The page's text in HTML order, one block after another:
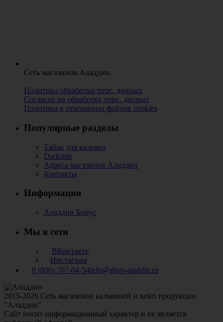
Сеть магазинов Аладдин.
Политика обработки перс. данных
Согласие на обработку перс. данных
Политика в отношении файлов cookies
Популярные разделы
Табак для кальяна
Darkside
Адреса магазинов Аладдин
Контакты
Информация
Аладдин Бонус
Мы в сети
ВКонтакте
Инстаграм
8 (800) 707-04-54info@shop-aladdin.ru
2015-2026 Сеть магазинов кальянной и вейп продукции
"Аладдин"
Сайт носит информационный характер и не является